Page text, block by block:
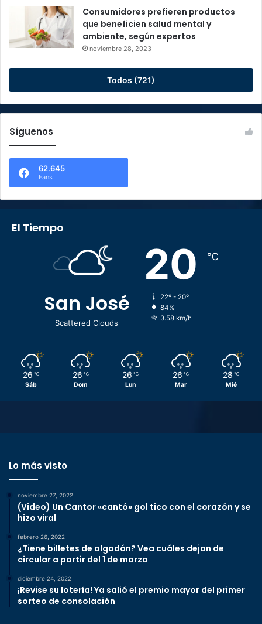
Consumidores prefieren productos
que beneficien salud mental y
ambiente, según expertos
noviembre 28, 2023
Todos (721)
Síguenos
62.645
Fans
El Tiempo
San José
Scattered Clouds
20 ℃
22º - 20º
84%
3.58 km/h
26 ℃
Sáb
26 ℃
Dom
26 ℃
Lun
26 ℃
Mar
28 ℃
Mié
Lo más visto
noviembre 27, 2022
(Video) Un Cantor «cantó» gol tico con el corazón y se
hizo viral
febrero 26, 2022
¿Tiene billetes de algodón? Vea cuáles dejan de
circular a partir del 1 de marzo
diciembre 24, 2022
¡Revise su lotería! Ya salió el premio mayor del primer
sorteo de consolación